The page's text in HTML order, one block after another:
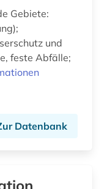
Gebiete:
und
feste Abfälle;
Datenbank